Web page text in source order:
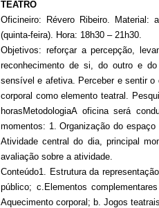
TEATRO
Oficineiro: Révero Ribeiro. Material:
(quinta-feira). Hora: 18h30 – 21h30.
Objetivos: reforçar a percepção,
reconhecimento de si, do outro e
sensível e afetiva. Perceber e sentir
corporal como elemento teatral.
horasMetodologiaA oficina será
momentos: 1. Organização do
Atividade central do dia, principal
avaliação sobre a atividade.
Conteúdo1. Estrutura da
público; c.Elementos
Aquecimento corporal; b. Jogos